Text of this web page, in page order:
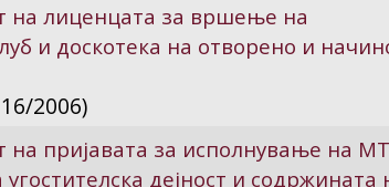
на лиценцата за вршење на
и доскотека на отворено и
2006)
пријавата за исполнување на
дејност и содржината